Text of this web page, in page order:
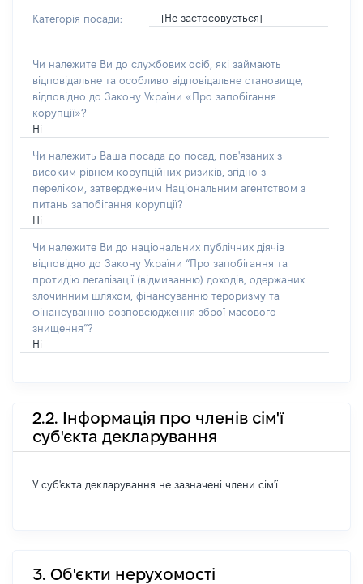
Категорія посади: [Не застосовується]
Чи належите Ви до службових осіб, які займають
відповідальне та особливо відповідальне становище,
відповідно до Закону України «Про запобігання
корупції»?
Ні
Чи належить Ваша посада до посад, пов'язаних з
високим рівнем корупційних ризиків, згідно з
переліком, затвердженим Національним агентством з
питань запобігання корупції?
Ні
Чи належите Ви до національних публічних діячів
відповідно до Закону України “Про запобігання та
протидію легалізації (відмиванню) доходів, одержаних
злочинним шляхом, фінансуванню тероризму та
фінансуванню розповсюдження зброї масового
знищення”?
Ні
2.2. Інформація про членів сім'ї
суб'єкта декларування
У суб'єкта декларування не зазначені члени сім'ї
3. Об'єкти нерухомості